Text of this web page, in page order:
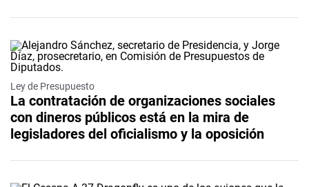
Ley de Presupuesto
La contratación de organizaciones sociales
con dineros públicos está en la mira de
legisladores del oficialismo y la oposición